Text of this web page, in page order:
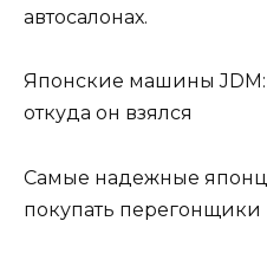
автосалонах.
Японские машины JDM:
откуда он взялся
Самые надежные
покупать перегонщики